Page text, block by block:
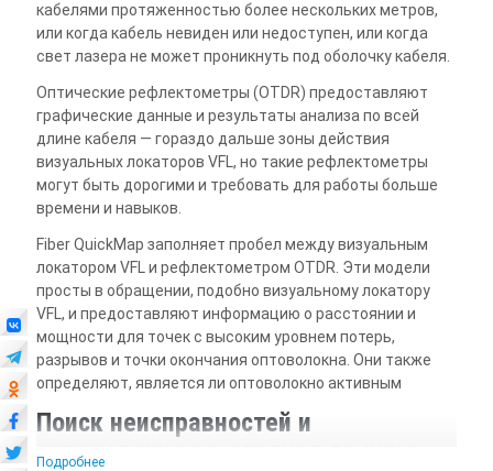
кабелями протяженностью более нескольких метров,
или когда кабель невиден или недоступен, или когда
свет лазера не может проникнуть под оболочку кабеля.
Оптические рефлектометры (OTDR) предоставляют
графические данные и результаты анализа по всей
длине кабеля — гораздо дальше зоны действия
визуальных локаторов VFL, но такие рефлектометры
могут быть дорогими и требовать для работы больше
времени и навыков.
Fiber QuickMap заполняет пробел между визуальным
локатором VFL и рефлектометром OTDR. Эти модели
просты в обращении, подобно визуальному локатору
VFL, и предоставляют информацию о расстоянии и
мощности для точек с высоким уровнем потерь,
разрывов и точки окончания оптоволокна. Они также
определяют, является ли оптоволокно активным
Поиск неисправностей и
определение расстояния до них в
Подробнее